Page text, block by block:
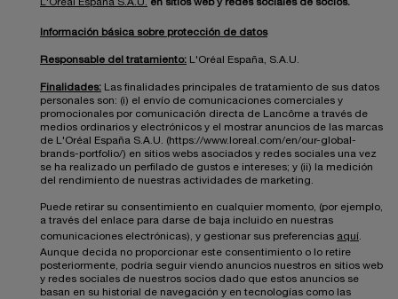
Información básica sobre protección de datos
Responsable del tratamiento: L'Oréal España, S.A.U.
Finalidades: Las finalidades principales de tratamiento de sus datos
personales son: (i) el envío de comunicaciones comerciales y
promocionales por comunicación directa de Lancôme a través de
medios ordinarios y electrónicos y el mostrar anuncios de las marcas
de L'Oréal España S.A.U. (https://www.loreal.com/en/our-global-
brands-portfolio/) en sitios webs asociados y redes sociales una vez
se ha realizado un perfilado de gustos e intereses; y (ii) la medición
del rendimiento de nuestras actividades de marketing.
Puede retirar su consentimiento en cualquier momento, (por ejemplo,
a través del enlace para darse de baja incluido en nuestras
comunicaciones electrónicas), y gestionar sus preferencias aquí
Aunque decida no proporcionar este consentimiento o lo retire
posteriormente, podría seguir viendo anuncios nuestros en sitios web
y redes sociales de nuestros socios dado que estos anuncios se
basan en su historial de navegación y en tecnologías como las